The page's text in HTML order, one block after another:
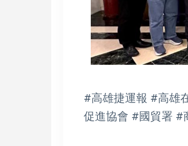
#高雄捷運報 #高雄
促進協會 #國貿署 #